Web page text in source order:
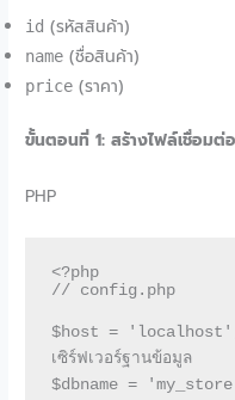
id (รหัสสินค้า)
name (ชื่อสินค้า)
price (ราคา)
ขั้นตอนที่ 1: สร้างไฟล์เชื่อมต่
PHP
<?php
// config.php
$host =
เซิร์ฟเวอร์ฐานข้อมูล
$dbname =